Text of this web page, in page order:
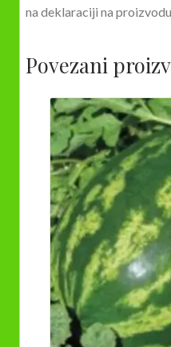
na deklaraciji na
Povezani